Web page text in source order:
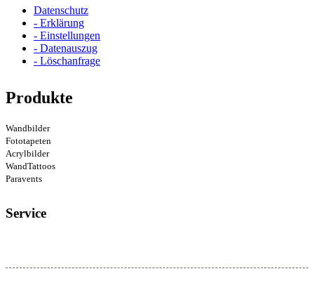
Datenschutz
- Erklärung
- Einstellungen
- Datenauszug
- Löschanfrage
Produkte
Wandbilder
Fototapeten
Acrylbilder
WandTattoos
Paravents
Service